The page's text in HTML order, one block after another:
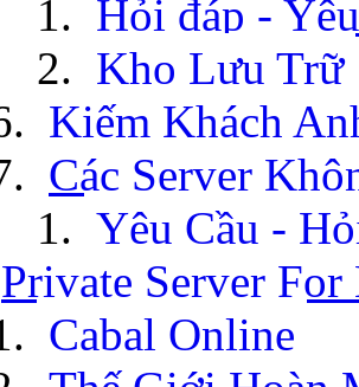
Hỏi đáp -
Kho Lưu Trữ
Kiếm Khách
Các Server
Yêu Cầu -
Private Server
Cabal Online